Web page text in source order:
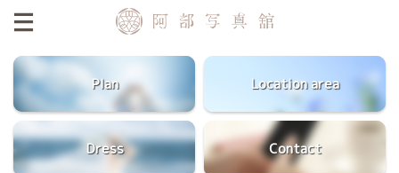
Plan Location area
Dress Contact